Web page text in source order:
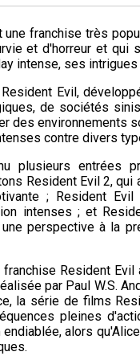
une franchise très
et d'horreur et qui
intense, ses
Evil,
de sociétés
des environnements
contre divers
plusieurs entrées
Resident Evil 2,
; Resident
intenses ; et
perspective à la
franchise Resident
par Paul W.S.
la série de films
pleines
alors